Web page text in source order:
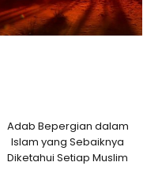
Adab Bepergian dalam
Islam yang Sebaiknya
Diketahui Setiap Muslim